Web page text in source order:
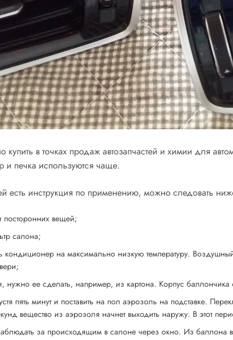
в точках продаж автозапчастей и химии для
и печка используются чаще.
есть инструкция по применению, можно следовать
посторонних вещей;
салона;
кондиционер на максимально низкую температуру.
нужно ее сделать, например, из картона. Корпус
пять минут и поставить на пол аэрозоль на подставке.
вещество из аэрозоля начнет выходить наружу. В этот
за происходящим в салоне через окно. Из баллона